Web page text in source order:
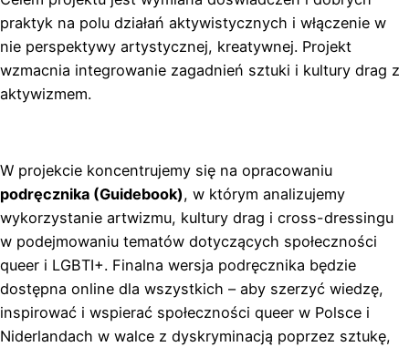
praktyk na polu działań aktywistycznych i włączenie w
nie perspektywy artystycznej, kreatywnej. Projekt
wzmacnia integrowanie zagadnień sztuki i kultury drag z
aktywizmem.
W projekcie koncentrujemy się na opracowaniu
podręcznika (Guidebook), w którym analizujemy
wykorzystanie artwizmu, kultury drag i cross-dressingu
w podejmowaniu tematów dotyczących społeczności
queer i LGBTI+. Finalna wersja podręcznika będzie
dostępna online dla wszystkich – aby szerzyć wiedzę,
inspirować i wspierać społeczności queer w Polsce i
Niderlandach w walce z dyskryminacją poprzez sztukę,